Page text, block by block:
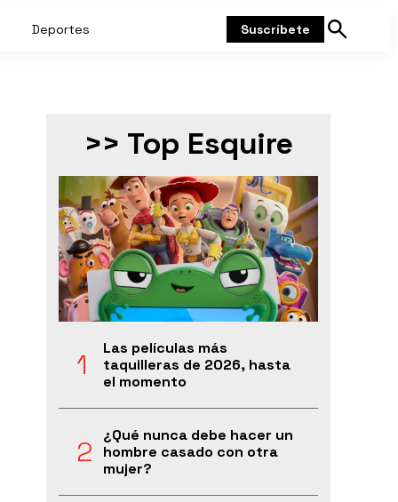
Deportes Suscríbete
Mostrar
>> Top Esquire
Las películas más
taquilleras de 2026, hasta
el momento
¿Qué nunca debe hacer un
hombre casado con otra
mujer?